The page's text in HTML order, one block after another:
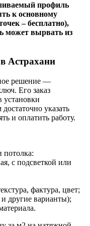
профиль
к основному
– бесплатно),
может вырвать из
Астрахани
решение —
Его заказ
установки
указать
и оплатить работу.
потолка:
с подсветкой или
фактура, цвет;
и другие варианты);